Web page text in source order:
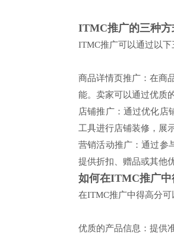
ITMC推广的三种方
ITMC推广可以通过以下
商品详情页推广：在商
能。卖家可以通过优质
店铺推广：通过优化店
工具进行店铺装修，展
营销活动推广：通过参
提供折扣、赠品或其他
如何在ITMC推广中
在ITMC推广中得高分可
优质的产品信息：提供